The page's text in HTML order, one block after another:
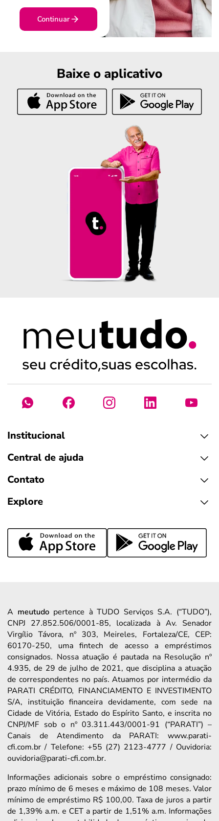
Continuar
Baixe o aplicativo
Institucional
Central de ajuda
Contato
Explore
A meutudopertence à TUDO Serviços S.A. (“TUDO”),
CNPJ 27.852.506/0001-85, localizada à Av. Senador
Virgílio Távora, nº 303, Meireles, Fortaleza/CE, CEP:
60170-250, uma fintech de acesso a empréstimos
consignados. Nossa atuação é pautada na Resolução nº
4.935, de 29 de julho de 2021, que disciplina a atuação
de correspondentes no país. Atuamos por intermédio da
PARATI CRÉDITO, FINANCIAMENTO E INVESTIMENTO
S/A, instituição financeira devidamente, com sede na
Cidade de Vitória, Estado do Espírito Santo, e inscrita no
CNPJ/MF sob o nº 03.311.443/0001-91 (“PARATI”) –
Canais de Atendimento da PARATI: www.parati-
cfi.com.br / Telefone: +55 (27) 2123-4777 / Ouvidoria:
ouvidoria@parati-cfi.com.br.
Informações adicionais sobre o empréstimo consignado:
prazo mínimo de 6 meses e máximo de 108 meses. Valor
mínimo de empréstimo R$ 100,00. Taxa de juros a partir
de 1,39% a.m. e CET a partir de 1,51% a.m. Informações